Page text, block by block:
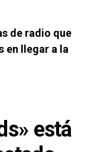
de radio que
en llegar a la
está